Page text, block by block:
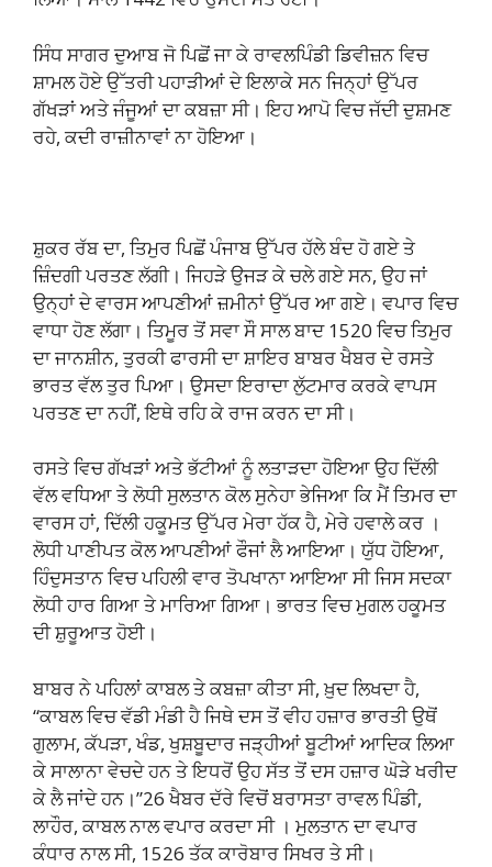
ਸਿੰਧ ਸਾਗਰ ਦੁਆਬ ਜੋ ਪਿਛੋਂ ਜਾ ਕੇ ਰਾਵਲਪਿੰਡੀ ਡਿਵੀਜ਼ਨ ਵਿਚ
ਸ਼ਾਮਲ ਹੋਏ ਉੱਤਰੀ ਪਹਾੜੀਆਂ ਦੇ ਇਲਾਕੇ ਸਨ ਜਿਨ੍ਹਾਂ ਉੱਪਰ
ਗੱਖੜਾਂ ਅਤੇ ਜੰਜੂਆਂ ਦਾ ਕਬਜ਼ਾ ਸੀ। ਇਹ ਆਪੋ ਵਿਚ ਜੱਦੀ ਦੁਸ਼ਮਣ
ਰਹੇ, ਕਦੀ ਰਾਜ਼ੀਨਾਵਾਂ ਨਾ ਹੋਇਆ।
ਸ਼ੁਕਰ ਰੱਬ ਦਾ, ਤਿਮੁਰ ਪਿਛੋਂ ਪੰਜਾਬ ਉੱਪਰ ਹੱਲੇ ਬੰਦ ਹੋ ਗਏ ਤੇ
ਜ਼ਿੰਦਗੀ ਪਰਤਣ ਲੱਗੀ। ਜਿਹੜੇ ਉਜੜ ਕੇ ਚਲੇ ਗਏ ਸਨ, ਉਹ ਜਾਂ
ਉਨ੍ਹਾਂ ਦੇ ਵਾਰਸ ਆਪਣੀਆਂ ਜ਼ਮੀਨਾਂ ਉੱਪਰ ਆ ਗਏ। ਵਪਾਰ ਵਿਚ
ਵਾਧਾ ਹੋਣ ਲੱਗਾ। ਤਿਮੂਰ ਤੋਂ ਸਵਾ ਸੌ ਸਾਲ ਬਾਦ 1520 ਵਿਚ ਤਿਮੁਰ
ਦਾ ਜਾਨਸ਼ੀਨ, ਤੁਰਕੀ ਫਾਰਸੀ ਦਾ ਸ਼ਾਇਰ ਬਾਬਰ ਖੈਬਰ ਦੇ ਰਸਤੇ
ਭਾਰਤ ਵੱਲ ਤੁਰ ਪਿਆ। ਉਸਦਾ ਇਰਾਦਾ ਲੁੱਟਮਾਰ ਕਰਕੇ ਵਾਪਸ
ਪਰਤਣ ਦਾ ਨਹੀਂ, ਇਥੇ ਰਹਿ ਕੇ ਰਾਜ ਕਰਨ ਦਾ ਸੀ।
ਰਸਤੇ ਵਿਚ ਗੱਖੜਾਂ ਅਤੇ ਭੱਟੀਆਂ ਨੂੰ ਲਤਾੜਦਾ ਹੋਇਆ ਉਹ ਦਿੱਲੀ
ਵੱਲ ਵਧਿਆ ਤੇ ਲੋਧੀ ਸੁਲਤਾਨ ਕੋਲ ਸੁਨੇਹਾ ਭੇਜਿਆ ਕਿ ਮੈਂ ਤਿਮਰ ਦਾ
ਵਾਰਸ ਹਾਂ, ਦਿੱਲੀ ਹਕੂਮਤ ਉੱਪਰ ਮੇਰਾ ਹੱਕ ਹੈ, ਮੇਰੇ ਹਵਾਲੇ ਕਰ ।
ਲੋਧੀ ਪਾਣੀਪਤ ਕੋਲ ਆਪਣੀਆਂ ਫੌਜਾਂ ਲੈ ਆਇਆ। ਯੁੱਧ ਹੋਇਆ,
ਹਿੰਦੁਸਤਾਨ ਵਿਚ ਪਹਿਲੀ ਵਾਰ ਤੋਪਖਾਨਾ ਆਇਆ ਸੀ ਜਿਸ ਸਦਕਾ
ਲੋਧੀ ਹਾਰ ਗਿਆ ਤੇ ਮਾਰਿਆ ਗਿਆ। ਭਾਰਤ ਵਿਚ ਮੁਗਲ ਹਕੂਮਤ
ਦੀ ਸ਼ੁਰੂਆਤ ਹੋਈ।
ਬਾਬਰ ਨੇ ਪਹਿਲਾਂ ਕਾਬਲ ਤੇ ਕਬਜ਼ਾ ਕੀਤਾ ਸੀ, ਖ਼ੁਦ ਲਿਖਦਾ ਹੈ,
“ਕਾਬਲ ਵਿਚ ਵੱਡੀ ਮੰਡੀ ਹੈ ਜਿਥੇ ਦਸ ਤੋਂ ਵੀਹ ਹਜ਼ਾਰ ਭਾਰਤੀ ਉਥੋਂ
ਗੁਲਾਮ, ਕੱਪੜਾ, ਖੰਡ, ਖੁਸ਼ਬੂਦਾਰ ਜੜ੍ਹੀਆਂ ਬੂਟੀਆਂ ਆਦਿਕ ਲਿਆ
ਕੇ ਸਾਲਾਨਾ ਵੇਚਦੇ ਹਨ ਤੇ ਇਧਰੋਂ ਉਹ ਸੱਤ ਤੋਂ ਦਸ ਹਜ਼ਾਰ ਘੋੜੇ ਖਰੀਦ
ਕੇ ਲੈ ਜਾਂਦੇ ਹਨ।”26 ਖੈਬਰ ਦੱਰੇ ਵਿਚੋਂ ਬਰਾਸਤਾ ਰਾਵਲ ਪਿੰਡੀ,
ਲਾਹੌਰ, ਕਾਬਲ ਨਾਲ ਵਪਾਰ ਕਰਦਾ ਸੀ । ਮੁਲਤਾਨ ਦਾ ਵਪਾਰ
ਕੰਧਾਰ ਨਾਲ ਸੀ, 1526 ਤੱਕ ਕਾਰੋਬਾਰ ਸਿਖਰ ਤੇ ਸੀ।